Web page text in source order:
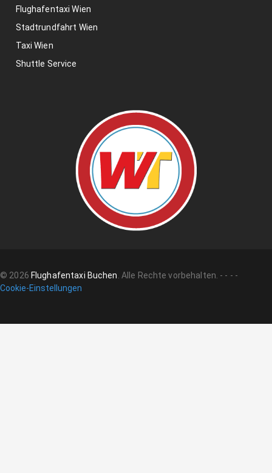
Flughafentaxi Wien
Stadtrundfahrt Wien
Taxi Wien
Shuttle Service
© 2026 Flughafentaxi Buchen. Alle Rechte vorbehalten. - - - -
Cookie-Einstellungen